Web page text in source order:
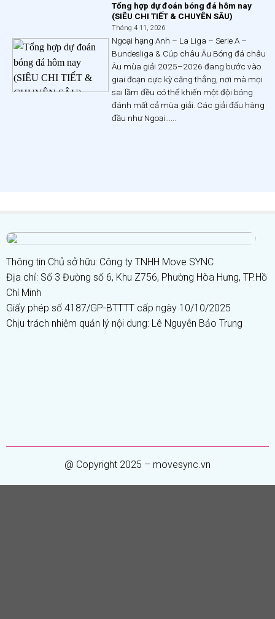
Tổng hợp dự đoán bóng đá hôm nay
(SIÊU CHI TIẾT & CHUYÊN SÂU)
Tháng 4 11, 2026
Ngoại hạng Anh – La Liga – Serie A –
Bundesliga & Cúp châu Âu Bóng đá châu
Âu mùa giải 2025–2026 đang bước vào
giai đoạn cực kỳ căng thẳng, nơi mà mọi
sai lầm đều có thể khiến một đội bóng
đánh mất cả mùa giải. Các giải đấu hàng
đầu như Ngoại......
Thông tin Chủ sở hữu: Công ty TNHH Move SYNC
Địa chỉ: Số 3 Đường số 6, Khu Z756, Phường Hòa Hưng, TP.Hồ
Chí Minh
Giấy phép số 4187/GP-BTTTT cấp ngày 10/10/2025
Chịu trách nhiệm quản lý nội dung: Lê Nguyễn Bảo Trung
@ Copyright 2025 – movesync.vn